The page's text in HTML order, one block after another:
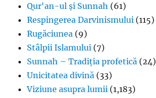
Qur'an-ul și Sunnah (61)
Respingerea Darvinismului (115)
Rugăciunea (9)
Stâlpii Islamului (7)
Sunnah – Tradiția profetică (24)
Unicitatea divină (33)
Viziune asupra lumii (1,183)